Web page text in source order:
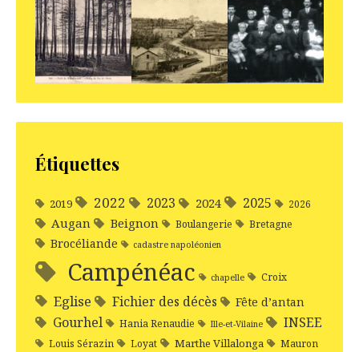
Étiquettes
2019 2022 2023 2024 2025 2026
Augan Beignon Boulangerie Bretagne
Brocéliande cadastre napoléonien
Campénéac chapelle Croix
Eglise Fichier des décès Fête d’antan
Gourhel Hania Renaudie Ille-et-Vilaine INSEE
Louis Sérazin Loyat Marthe Villalonga Mauron